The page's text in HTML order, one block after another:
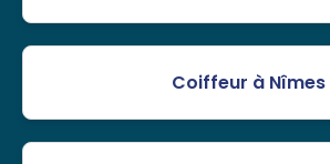
Coiffeur à Nîmes